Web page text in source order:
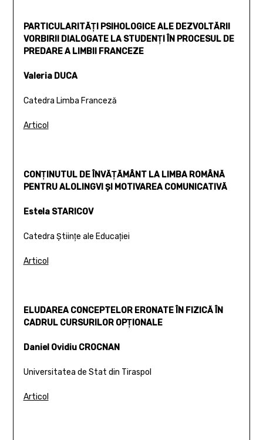
PARTICULARITĂŢI PSIHOLOGICE ALE DEZVOLTĂRII
VORBIRII DIALOGATE LA STUDENŢI ÎN PROCESUL DE
PREDARE A LIMBII FRANCEZE
Valeria DUCA
Catedra Limba Franceză
Articol
CONŢINUTUL DE ÎNVĂŢĂMÂNT LA LIMBA ROMÂNĂ
PENTRU ALOLINGVI ŞI MOTIVAREA COMUNICATIVĂ
Estela STARICOV
Catedra Ştiinţe ale Educaţiei
Articol
ELUDAREA CONCEPTELOR ERONATE ÎN FIZICĂ ÎN
CADRUL CURSURILOR OPŢIONALE
Daniel Ovidiu CROCNAN
Universitatea de Stat din Tiraspol
Articol